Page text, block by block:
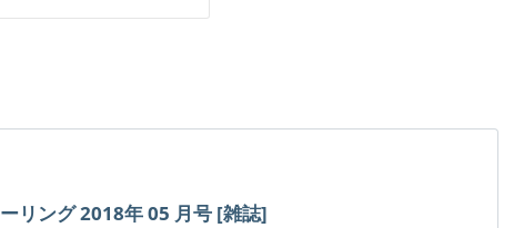
リング 2018年 05 月号 [雑誌]